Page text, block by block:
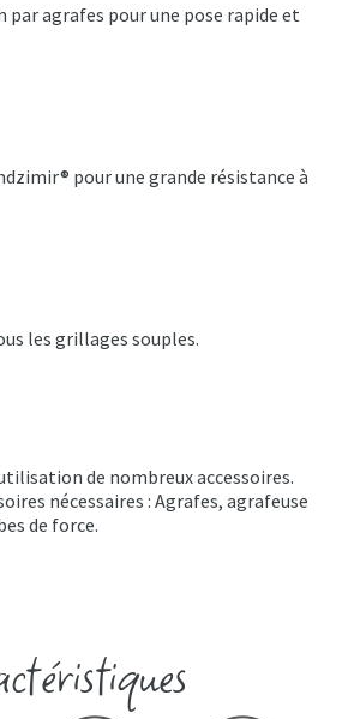
par agrafes pour une pose rapide et
pour une grande résistance à
les grillages souples.
de nombreux accessoires.
nécessaires : Agrafes, agrafeuse
de force.